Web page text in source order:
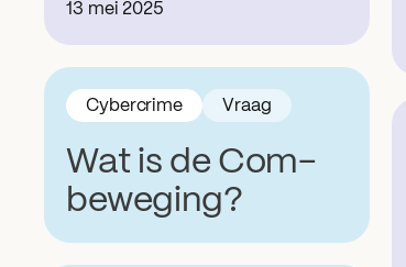
13 mei 2025
Wat is de Com-
beweging?
Cybercrime Vraag